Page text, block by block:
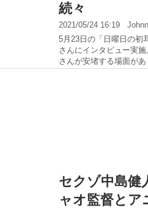
続々
2021/05/24 16:19
5月23日の「日曜日の初
さんにインタビュー実
さんが安堵する場面が
セクゾ中島健
ャオ監督とア